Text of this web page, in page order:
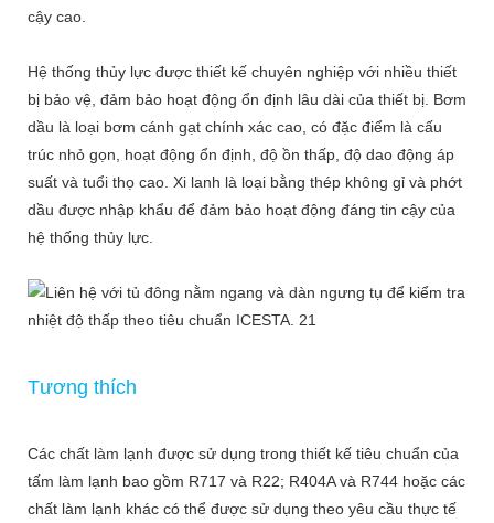
cậy cao.
Hệ thống thủy lực được thiết kế chuyên nghiệp với nhiều thiết
bị bảo vệ, đảm bảo hoạt động ổn định lâu dài của thiết bị. Bơm
dầu là loại bơm cánh gạt chính xác cao, có đặc điểm là cấu
trúc nhỏ gọn, hoạt động ổn định, độ ồn thấp, độ dao động áp
suất và tuổi thọ cao. Xi lanh là loại bằng thép không gỉ và phớt
dầu được nhập khẩu để đảm bảo hoạt động đáng tin cậy của
hệ thống thủy lực.
Tương thích
Các chất làm lạnh được sử dụng trong thiết kế tiêu chuẩn của
tấm làm lạnh bao gồm R717 và R22; R404A và R744 hoặc các
chất làm lạnh khác có thể được sử dụng theo yêu cầu thực tế